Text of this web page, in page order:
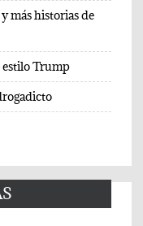
más historias de
estilo Trump